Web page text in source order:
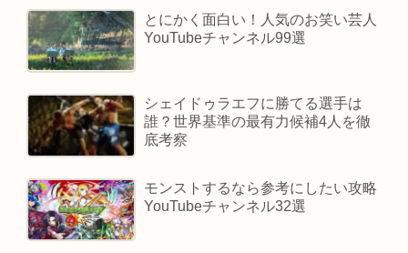
とにかく面白い！人気のお笑い芸人
YouTubeチャンネル99選
シェイドゥラエフに勝てる選手は
誰？世界基準の最有力候補4人を徹
底考察
モンストするなら参考にしたい攻略
YouTubeチャンネル32選